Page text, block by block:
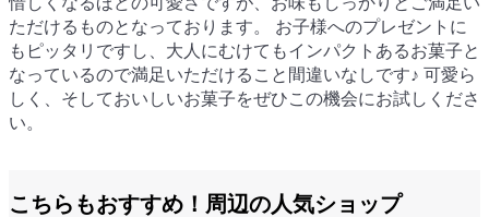
ただけるものとなっております。 お子様へのプレゼントに
もピッタリですし、大人にむけてもインパクトあるお菓子と
なっているので満足いただけること間違いなしです♪ 可愛ら
しく、そしておいしいお菓子をぜひこの機会にお試しくださ
い。
ただけるものとなっております。 お子様へのプレゼントに
もピッタリですし、大人にむけてもインパクトあるお菓子と
なっているので満足いただけること間違いなしです♪ 可愛ら
しく、そしておいしいお菓子をぜひこの機会にお試しくださ
い。
こちらもおすすめ！周辺の人気ショップ